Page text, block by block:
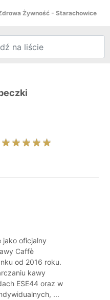
Żywność - Starachowice
oficjalny
Caffè
od 2016 roku.
kawy
ESE44 oraz w
...